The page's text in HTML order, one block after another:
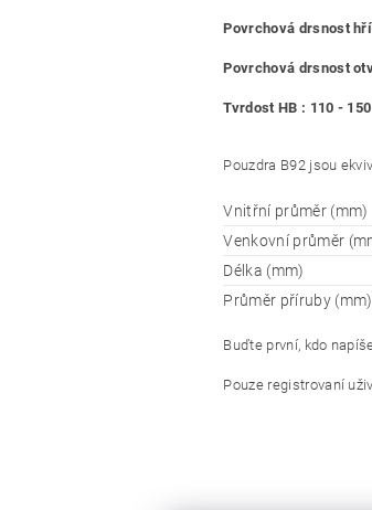
Povrchová drsnost
Povrchová drsnost
Tvrdost HB : 110 - 150
Pouzdra B92 jsou
Vnitřní průměr (mm)
Venkovní průměr
Délka (mm)
Průměr příruby (mm)
Buďte první, kdo
Pouze registrovaní